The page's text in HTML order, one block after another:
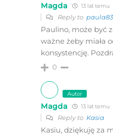
Magda 13 lat temu
Reply to paula83
Paulino, może być
ważne żeby miała
konsystencję.
0
Autor
Magda 13 lat temu
Reply to Kasia
Kasiu, dziękuję za